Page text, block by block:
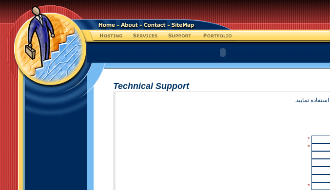
Technical Support
استفاده نمایید.
*
*
*